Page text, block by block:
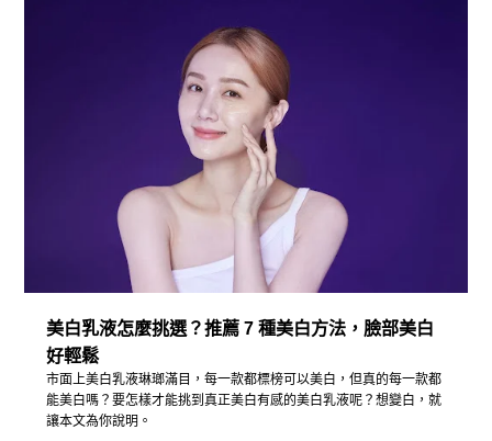
美白乳液怎麼挑選？推薦 7 種美白方法，臉部美白
好輕鬆
市面上美白乳液琳瑯滿目，每一款都標榜可以美白，但真的每一款都
能美白嗎？要怎樣才能挑到真正美白有感的美白乳液呢？想變白，就
讓本文為你說明。